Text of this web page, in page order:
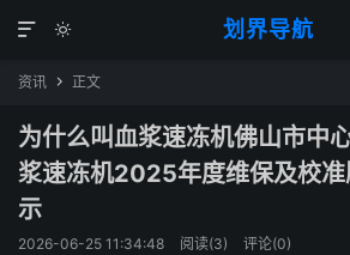
划界导航


资讯  正文
为什么叫血浆速冻机佛山市中
浆速冻机2025年度维保及校
示
2026-06-25 11:34:48 阅读(3) 评论(0)